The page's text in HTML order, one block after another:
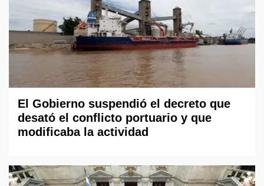
El Gobierno suspendió el decreto que
desató el conflicto portuario y que
modificaba la actividad